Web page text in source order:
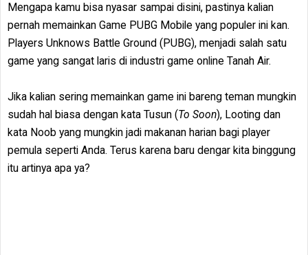
Mengapa kamu bisa nyasar sampai disini, pastinya kalian
pernah memainkan Game PUBG Mobile yang populer ini kan.
Players Unknows Battle Ground (PUBG), menjadi salah satu
game yang sangat laris di industri game online Tanah Air.
Jika kalian sering memainkan game ini bareng teman mungkin
sudah hal biasa dengan kata Tusun (To Soon), Looting dan
kata Noob yang mungkin jadi makanan harian bagi player
pemula seperti Anda. Terus karena baru dengar kita binggung
itu artinya apa ya?